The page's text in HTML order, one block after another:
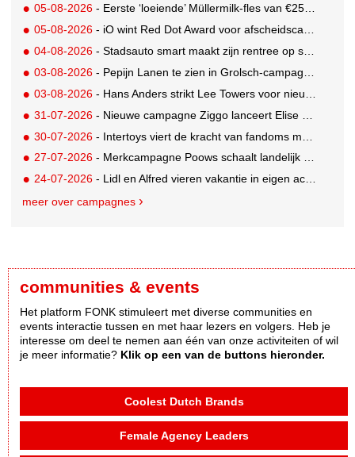
05-08-2026 - Eerste ‘loeiende’ Müllermilk-fles van €25.000,- gevonden
05-08-2026 - iO wint Red Dot Award voor afscheidscampagne Peter Houtman bij Feyenoord
04-08-2026 - Stadsauto smart maakt zijn rentree op straat met een wereldwijde muurschilderingcampagne
03-08-2026 - Pepijn Lanen te zien in Grolsch-campagne voor nieuwe Grolsch CAL
03-08-2026 - Hans Anders strikt Lee Towers voor nieuwe campagne
31-07-2026 - Nieuwe campagne Ziggo lanceert Elise Schaap als expert over de Nederlandse voetbalbeleving
30-07-2026 - Intertoys viert de kracht van fandoms met nieuwe social media campagne rondom Olivia Rodrigo
27-07-2026 - Merkcampagne Poows schaalt landelijk op met gerichte Out of Home strategie
24-07-2026 - Lidl en Alfred vieren vakantie in eigen achtertuin
meer over campagnes
communities & events
Het platform FONK stimuleert met diverse communities en
events interactie tussen en met haar lezers en volgers. Heb je
interesse om deel te nemen aan één van onze activiteiten of wil
je meer informatie? Klik op een van de buttons hieronder.
Coolest Dutch Brands
Female Agency Leaders